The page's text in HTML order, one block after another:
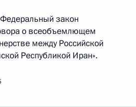
закон
о всеобъемлющем
между Российской
Республикой Иран».